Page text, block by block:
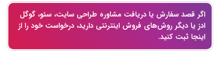
اگر قصد سفارش یا دریافت مشاوره طراحی سایت، سئو، گوگل
ادز یا دیگر روش‌های فروش اینترنتی دارید، درخواست خود را از
اینجا ثبت کنید.